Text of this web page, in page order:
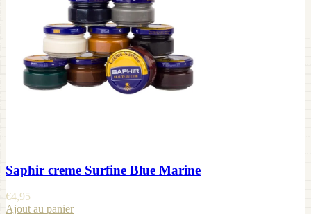
Saphir creme Surfine Blue Marine
€4,95
Ajout au panier